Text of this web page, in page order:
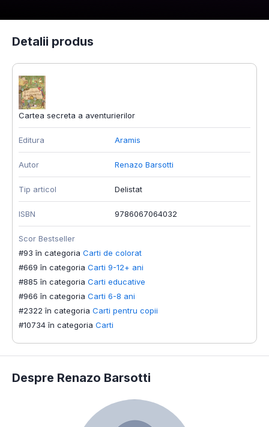
Detalii produs
Cartea secreta a aventurierilor
Editura Aramis
Autor Renazo Barsotti
Tip articol Delistat
ISBN 9786067064032
Scor Bestseller
#93 în categoria Carti de colorat
#669 în categoria Carti 9-12+ ani
#885 în categoria Carti educative
#966 în categoria Carti 6-8 ani
#2322 în categoria Carti pentru copii
#10734 în categoria Carti
Despre Renazo Barsotti